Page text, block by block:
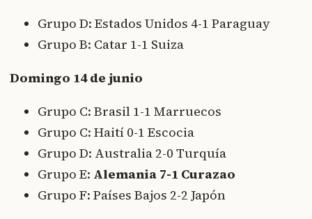
Grupo D: Estados Unidos 4-1 Paraguay
Grupo B: Catar 1-1 Suiza
Domingo 14 de junio
Grupo C: Brasil 1-1 Marruecos
Grupo C: Haití 0-1 Escocia
Grupo D: Australia 2-0 Turquía
Grupo E: Alemania 7-1 Curazao
Grupo F: Países Bajos 2-2 Japón